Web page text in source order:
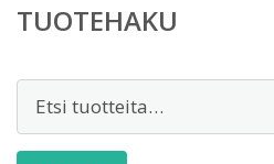
TUOTEHAKU
Etsi: